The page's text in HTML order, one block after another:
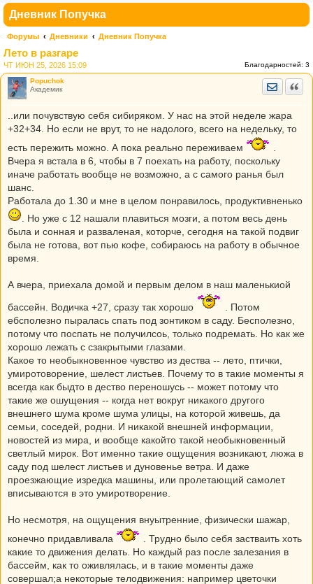
Дневник Попучка
Форумы Дневники Дневник Попучка
Лето в разгаре
Благодарностей: 3
ЧТ ИЮН 25, 2026 15:09
Popuchok
Академик
..или почувствую себя сибиряком. У нас на этой неделе жара
+32+34. Но если не врут, то не надолого, всего на недельку, то
есть пережить можно. А пока реально переживаем
Вчера я встала в 6, чтобы в 7 поехать на работу, поскольку
иначе работать вообще не возможно, а с самого ранья был
шанс.
Работала до 1.30 и мне в целом понравилось, продуктивненько
. Но уже с 12 нашали плавиться мозги, а потом весь день
была и сонная и разваленая, которче, сегодня на такой подвиг
была не готова, вот пью кофе, собираюсь на работу в обычное
время.
А вчера, приехала домой и первым делом в наш маленькиой
бассейн. Водичка +27, сразу так хорошо
. Потом
ебсполезно пыралась спать под зонтиком в саду. Бесполезно,
потому что поспать не получилсоь, только подремать. Но как же
хорошо лежать с сзакрытыми глазами.
Какое то необыкновенное чувство из дества -- лето, птички,
умиротоворение, шелест листьев. Почему то в такие моменты я
всегда как быдто в дество переношусь -- может потому что
такие же ошущения -- когда нет вокруг никакого другого
внешнего шума кроме шума улицы, на которой живешь, да
семьи, соседей, родни. И никакой внешней информации,
новостей из мира, и вообще какойто такой необыкновенный
светлый мирок. Вот именно такие ощущения возникают, люжа в
саду под шелест листьев и дуновенье ветра. И даже
проезжающие изредка машины, или пролетающий самолет
вписываются в это умиротворение.
Но несмотря, на ощущения внуытренние, физически шажар,
конечно придавливала
. Трудно было себя застваить хоть
какие то движения делать. Но каждый раз после залезания в
бассейм, как то оживлялась, и в такие моменты даже
совершал;а некоторые телодвижения: например цветочки